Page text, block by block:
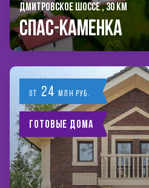
ДМИТРОВСКОЕ ШОССЕ , 30 КМ
Спас-Каменка
от 24млн руб.
Готовые дома